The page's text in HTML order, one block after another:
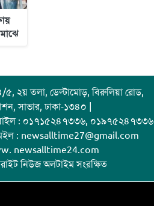
৫, ২য় তলা, ডেল্টামোড়, বিরুলিয়া রোড,
সাভার, ঢাকা-১৩৪০ |
: ০১৭১৫২৪৭৩৩৬, ০১৯৭৫২৪৭৩৩৬
: newsalltime27@gmail.com
newsalltime24.com
নিউজ অলটাইম সংরক্ষিত